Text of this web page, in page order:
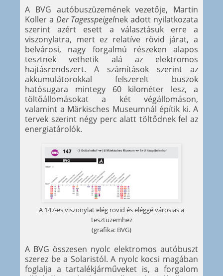
A BVG autóbuszüzemének vezetője, Martin
Koller a Der Tagesspeigelnek adott nyilatkozata
szerint azért esett a választásuk erre a
viszonylatra, mert ez relatíve rövid járat, a
belvárosi, nagy forgalmú részeken alapos
tesztnek vethetik alá az elektromos
hajtásrendszert. A számítások szerint az
akkumulátorokkal felszerelt buszok
hatósugara mintegy 60 kilométer lesz, a
töltőállomásokat a két végállomáson,
valamint a Märkisches Museumnál építik ki. A
tervek szerint négy perc alatt töltődnek fel az
energiatárolók.
A 147-es viszonylat elég rövid és eléggé városias a
tesztüzemhez
(grafika: BVG)
A BVG összesen nyolc elektromos autóbuszt
szerez be a Solaristól. A nyolc kocsi magában
foglalja a tartalékjárműveket is, a forgalom